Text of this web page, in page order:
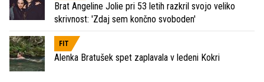
Brat Angeline Jolie pri 53 letih razkril svojo veliko
skrivnost: 'Zdaj sem končno svoboden'
FIT
Alenka Bratušek spet zaplavala v ledeni Kokri